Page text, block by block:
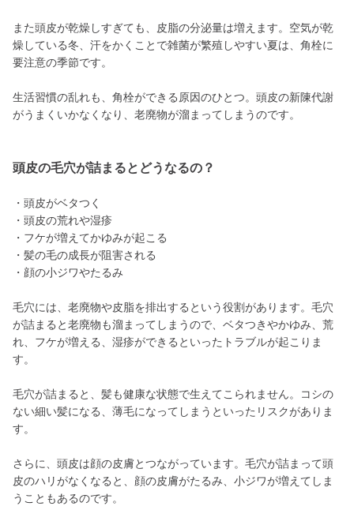
また頭皮が乾燥しすぎても、皮脂の分泌量は増えます。空気が乾
燥している冬、汗をかくことで雑菌が繁殖しやすい夏は、角栓に
要注意の季節です。
生活習慣の乱れも、角栓ができる原因のひとつ。頭皮の新陳代謝
がうまくいかなくなり、老廃物が溜まってしまうのです。
頭皮の毛穴が詰まるとどうなるの？
・頭皮がベタつく
・頭皮の荒れや湿疹
・フケが増えてかゆみが起こる
・髪の毛の成長が阻害される
・顔の小ジワやたるみ
毛穴には、老廃物や皮脂を排出するという役割があります。毛穴
が詰まると老廃物も溜まってしまうので、ベタつきやかゆみ、荒
れ、フケが増える、湿疹ができるといったトラブルが起こりま
す。
毛穴が詰まると、髪も健康な状態で生えてこられません。コシの
ない細い髪になる、薄毛になってしまうといったリスクがありま
す。
さらに、頭皮は顔の皮膚とつながっています。毛穴が詰まって頭
皮のハリがなくなると、顔の皮膚がたるみ、小ジワが増えてしま
うこともあるのです。